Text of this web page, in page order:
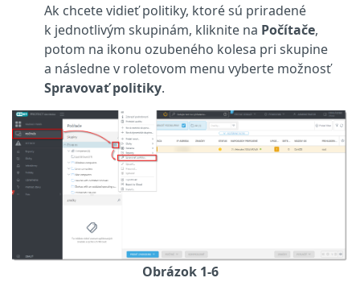
Ak chcete vidieť politiky, ktoré sú priradené
k jednotlivým skupinám, kliknite na Počítače,
potom na ikonu ozubeného kolesa pri skupine
a následne v roletovom menu vyberte možnosť
Spravovať politiky.
Obrázok 1-6